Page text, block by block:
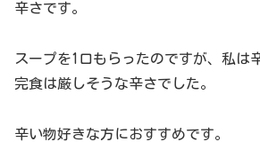
辛さです。
スープを1口もらったのですが、私は
完食は厳しそうな辛さでした。
辛い物好きな方におすすめです。